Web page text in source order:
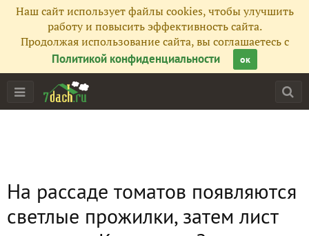
Наш сайт использует файлы cookies, чтобы улучшить
работу и повысить эффективность сайта.
Продолжая использование сайта, вы соглашаетесь с
Политикой конфиденциальности
ок
На рассаде томатов появляются
светлые прожилки, затем лист